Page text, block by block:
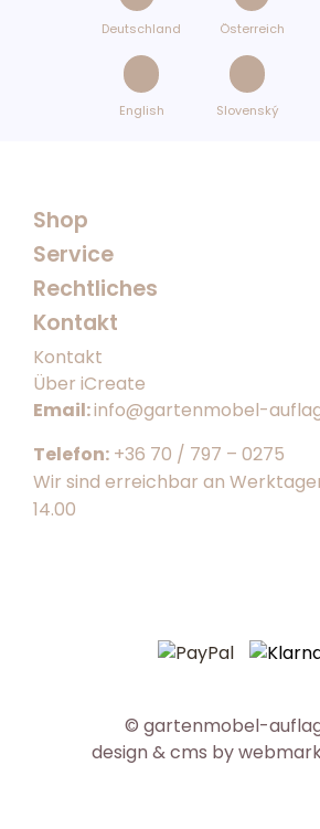
Deutschland Österreich
English Slovenský
Shop
Service
Rechtliches
Kontakt
Kontakt
Über iCreate
Email:info@gartenmobel-
Telefon: +36 70 / 797 – 0275
Wir sind erreichbar an
14.00
© gartenmobel-
design & cms by